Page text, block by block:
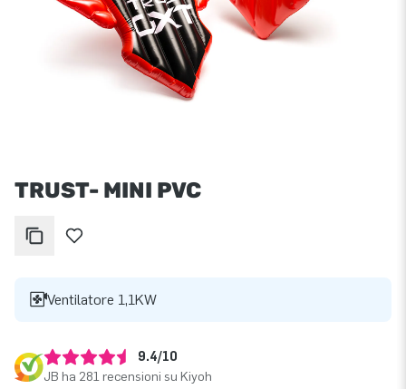
TRUST- MINI PVC
Ventilatore 1,1KW
9.4/10
JB ha 281 recensioni su Kiyoh